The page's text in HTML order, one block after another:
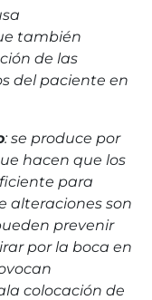
también
de las
del paciente en
: se produce por
hacen que los
para
alteraciones son
prevenir
por la boca en
colocación de